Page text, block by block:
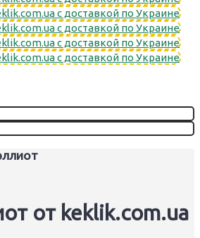
от keklik.com.ua